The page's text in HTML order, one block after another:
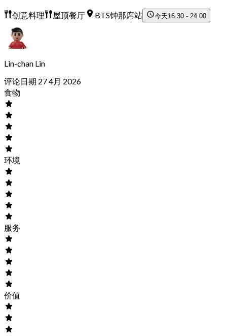
创意料理 屋顶餐厅 BTS钟那席站 今天16:30 - 24:00
Lin-chan Lin
评论日期 27 4月 2026
食物
环境
服务
价值